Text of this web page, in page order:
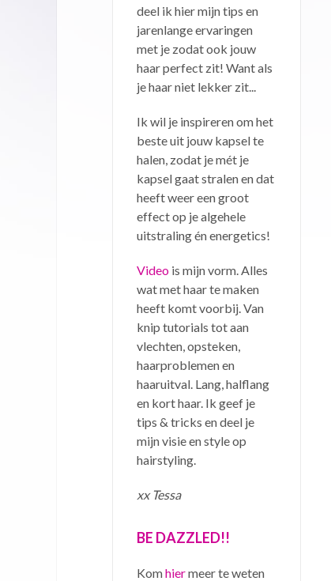
deel ik hier mijn tips en
jarenlange ervaringen
met je zodat ook jouw
haar perfect zit! Want als
je haar niet lekker zit...
Ik wil je inspireren om het
beste uit jouw kapsel te
halen, zodat je mét je
kapsel gaat stralen en dat
heeft weer een groot
effect op je algehele
uitstraling én energetics!
Video is mijn vorm. Alles
wat met haar te maken
heeft komt voorbij. Van
knip tutorials tot aan
vlechten, opsteken,
haarproblemen en
haaruitval. Lang, halflang
en kort haar. Ik geef je
tips & tricks en deel je
mijn visie en style op
hairstyling.
xx Tessa
BE DAZZLED!!
Komhiermeer te weten